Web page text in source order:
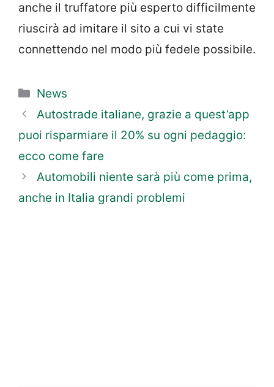
anche il truffatore più esperto difficilmente
riuscirà ad imitare il sito a cui vi state
connettendo nel modo più fedele possibile.
Categorie
News
Autostrade italiane, grazie a quest’app
puoi risparmiare il 20% su ogni pedaggio:
ecco come fare
Automobili niente sarà più come prima,
anche in Italia grandi problemi